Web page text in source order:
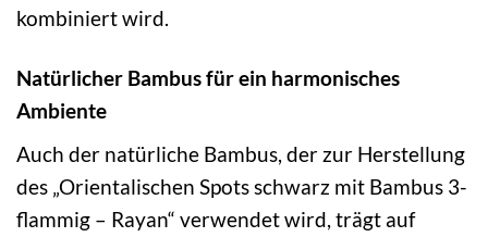
kombiniert wird.
Natürlicher Bambus für ein harmonisches
Ambiente
Auch der natürliche Bambus, der zur Herstellung
des „Orientalischen Spots schwarz mit Bambus 3-
flammig – Rayan“ verwendet wird, trägt auf